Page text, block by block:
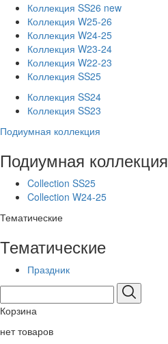
Коллекция SS26 new
Коллекция W25-26
Коллекция W24-25
Коллекция W23-24
Коллекция W22-23
Коллекция SS25
Коллекция SS24
Коллекция SS23
Подиумная коллекция
Подиумная коллекция
Collection SS25
Collection W24-25
Тематические
Тематические
Праздник
Корзина
нет товаров